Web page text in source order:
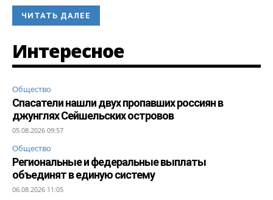
ЧИТАТЬ ДАЛЕЕ
Интересное
Общество
Спасатели нашли двух пропавших россиян в
джунглях Сейшельских островов
05.08.2026 09:57
Общество
Региональные и федеральные выплаты
объединят в единую систему
06.08.2026 11:05